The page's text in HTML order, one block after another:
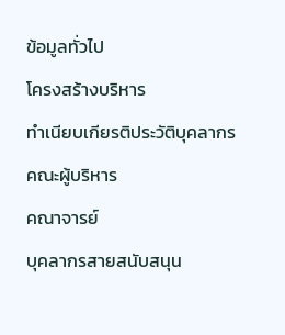
ข้อมูลทั่วไป
โครงสร้างบริหาร
ทำเนียบเกียรติประวัติบุคลากร
คณะผู้บริหาร
คณาจารย์
บุคลากรสายสนับสนุน